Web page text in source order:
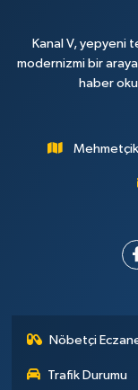
Kanal V, yepyeni
modernizmi bir
haber
Nöbetçi
Trafik Durumu